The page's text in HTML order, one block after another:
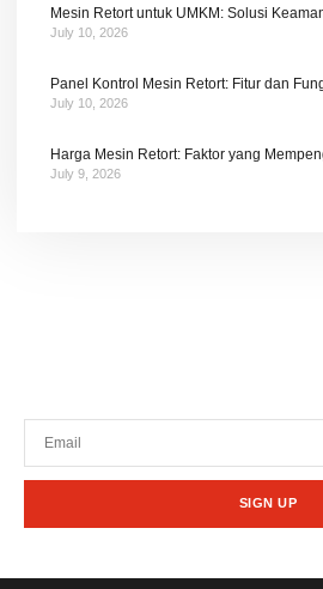
Mesin Retort untuk UMKM: Solusi
July 10, 2026
Panel Kontrol Mesin Retort: Fitur dan
July 10, 2026
Harga Mesin Retort: Faktor yang
July 9, 2026
SIGN UP